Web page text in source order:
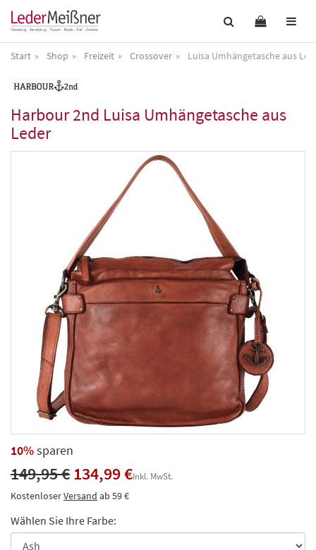
Start Shop Freizeit Crossover Luisa Umhängetasche aus
Harbour 2nd Luisa Umhängetasche aus
Leder
10%sparen
149,95 €134,99 €Inkl. MwSt.
KostenloserVersand ab 59 €
Wählen Sie Ihre Farbe: